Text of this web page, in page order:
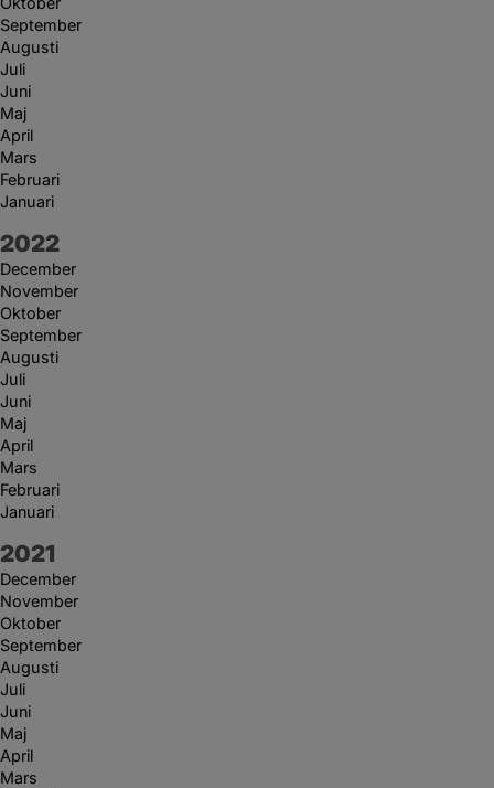
September
Augusti
Juli
Juni
Maj
April
Mars
Februari
Januari
År:
2022
December
November
Oktober
September
Augusti
Juli
Juni
Maj
April
Mars
Februari
Januari
År:
2021
December
November
Oktober
September
Augusti
Juli
Juni
Maj
April
Mars